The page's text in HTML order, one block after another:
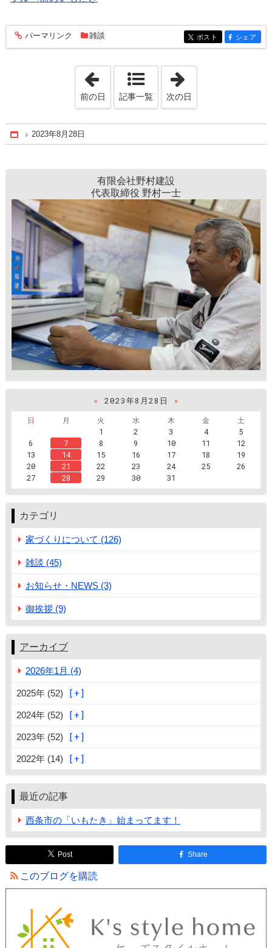
entry173
パーマリンク 雑談 entry173
ポスト entry173
シェア
「2023年8月21日」
前の日 記事一覧 次の日
Home
2023年8月28日
有限会社野村建設
代表取締役 野村一士
« 2023年8月28日
»
日
月 火 水 木 金
土
1
2 3 4
5
6
7 8 9 10 11
12
13
14 15 16 17 18
19
20
21 22 23 24 25
26
27
28 29 30 31
カテゴリ
家づくりについて (126)
雑談 (45)
お知らせ・NEWS (3)
御挨拶 (9)
アーカイブ
2026年1月 (4)
2025年 (52)
2024年 (52)
2023年 (52)
2022年 (14)
最近の記事
西条市の「いもたき」始まってます！
Post Share
このブログを購読